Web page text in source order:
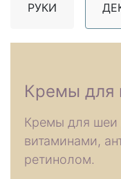
РУКИ
​Кремы для
Кремы для шеи
витаминами,
ретинолом.